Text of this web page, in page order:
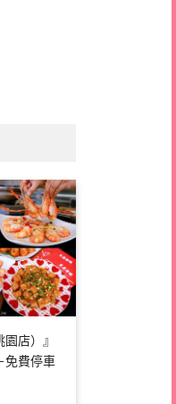
店）』
免費停車